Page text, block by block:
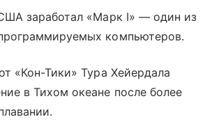
заработал «Марк I» — один из
компьютеров.
«Кон-Тики» Тура Хейердала
в Тихом океане после более